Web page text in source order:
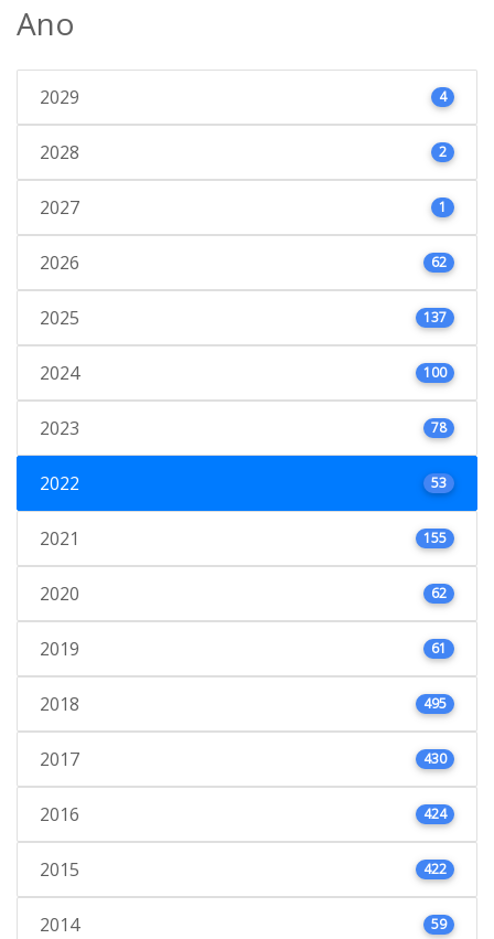
Ano
2029 4
2028 2
2027 1
2026 62
2025 137
2024 100
2023 78
2022 53
2021 155
2020 62
2019 61
2018 495
2017 430
2016 424
2015 422
2014 59